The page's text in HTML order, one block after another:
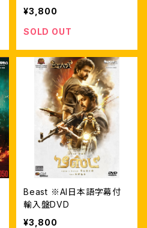
本語字幕 自家製ライナーノ
ーツ付
¥3,800
SOLD OUT
Beast ※AI日本語字幕付
輸入盤DVD
¥3,800